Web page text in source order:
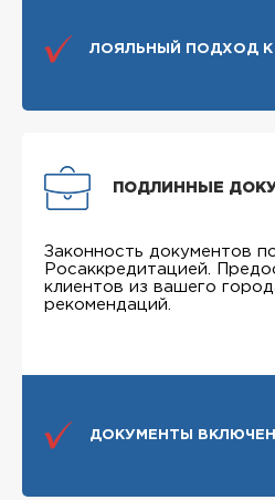
ЛОЯЛЬНЫЙ ПОДХОД
ПОДЛИННЫЕ
Законность документов
Росаккредитацией.
клиентов из вашего
рекомендаций.
ДОКУМЕНТЫ